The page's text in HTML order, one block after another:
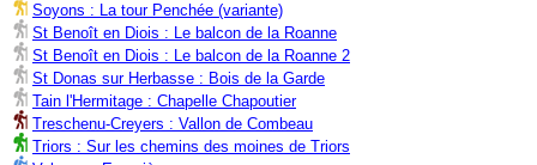
Soyons : La tour Penchée (variante)
St Benoît en Diois : Le balcon de la Roanne
St Benoît en Diois : Le balcon de la Roanne 2
St Donas sur Herbasse : Bois de la Garde
Tain l'Hermitage : Chapelle Chapoutier
Treschenu-Creyers : Vallon de Combeau
Triors : Sur les chemins des moines de Triors